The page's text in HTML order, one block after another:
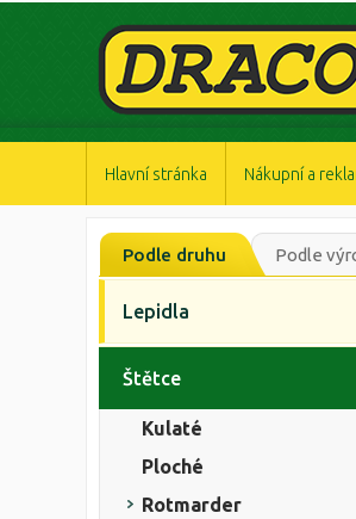
Hlavní stránka Nákupní a
Podle druhu Podle
Lepidla
Štětce
Kulaté
Ploché
Rotmarder